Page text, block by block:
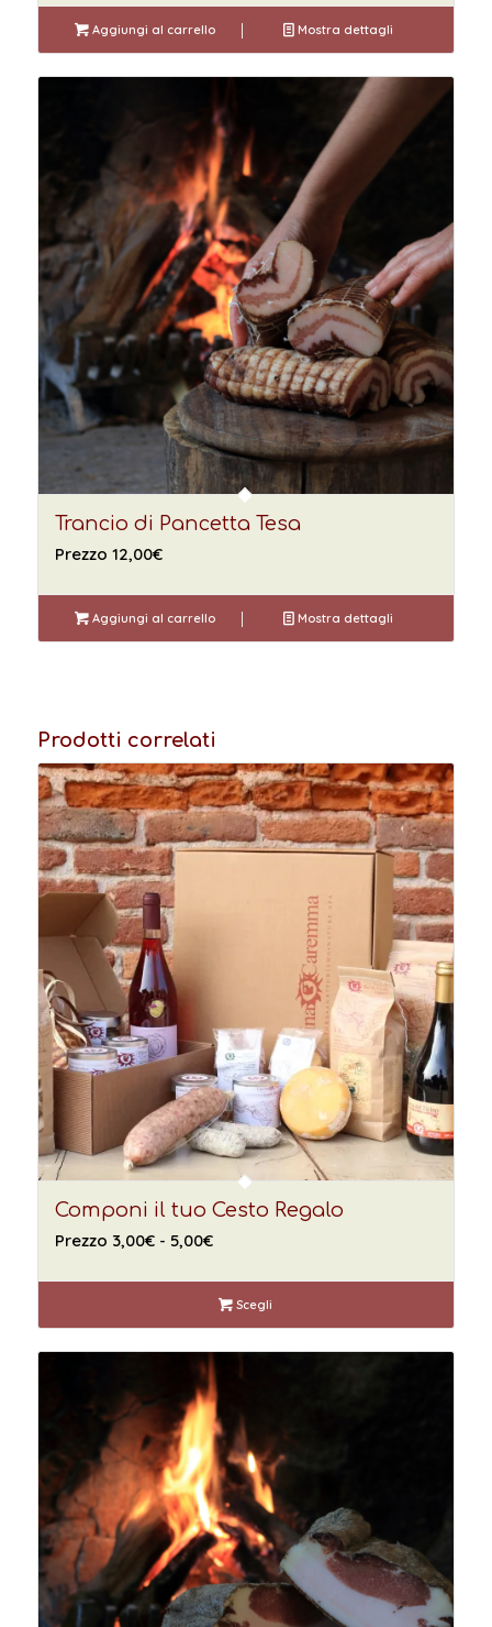
Aggiungi al carrello Mostra dettagli
Trancio di Pancetta Tesa
Prezzo 12,00€
Aggiungi al carrello Mostra dettagli
Prodotti correlati
Componi il tuo Cesto Regalo
Prezzo 3,00€ - 5,00€Fascia
prezzo:
da
3,00€
a
5,00€
Scegli